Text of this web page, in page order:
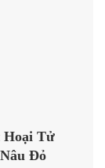
Hoại Tử
Đỏ